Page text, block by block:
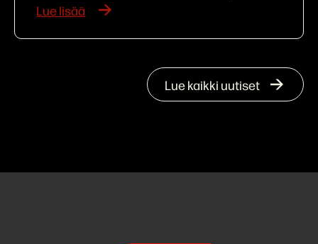
Lue lisää
Lue kaikki uutiset